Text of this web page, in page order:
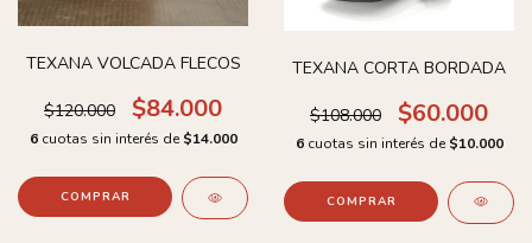
TEXANA VOLCADA FLECOS
$120.000 $84.000
6 cuotas sin interés de $14.000
COMPRAR
TEXANA CORTA BORDADA
$108.000 $60.000
6 cuotas sin interés de $10.000
COMPRAR